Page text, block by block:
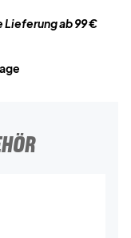
Lieferung ab 99 €